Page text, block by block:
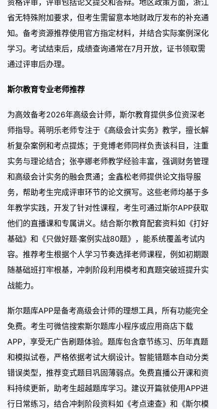
省无特殊附加要求，但考生需留意本地财政厅发布的补充通
知。备考资源推荐使用官方指定材料，并结合实际案例深化
学习。考试结束后，成绩查询通常在7月开放，证书领取需
通过评审后办理。
斯尔教育专业老师推荐
为高效备考2026年高级会计师，斯尔教育提供多位资深老
师指导。蒋明乐老师专注于《高级会计实务》教学，擅长解
析复杂案例和考点提炼；于竞博老师同样负责该科目，注重
实务与理论结合；张亭娜老师教学经验丰富，强调财务管理
和高级会计实务的融会贯通；金鑫松老师提供论文指导服
务，帮助考生完成评审环节的论文撰写。这些老师均基于多
年教学实践，开发了针对性课程，考生可通过斯尔APP获取
他们的直播课和专属讲义。结合斯尔教育配套资料如《打好
基础》和《只做好题·案例实战80题》，能系统覆盖考试内
容。推荐考生根据个人学习节奏选择老师课程，例如初期跟
随基础班打牢根基，冲刺阶段利用模考和真题突破班提升实
战能力。
斯尔题库APP是备考高级会计师的理想工具，所有功能完全
免费。考生可微信搜索斯尔题库小程序或应用商店下载
APP，享受无广告刷题体验。题库包含章节练习、历年真题
和模拟试卷，严格依据考试大纲设计。智能错题本自动分类
错误类型，推荐变式题目巩固薄弱点。免费直播公开课和资
料持续更新，助考生超越题库学习。建议开篇就使用APP进
行日常练习，结合冲刺阶段资料如《考点速查》和《斯尔模